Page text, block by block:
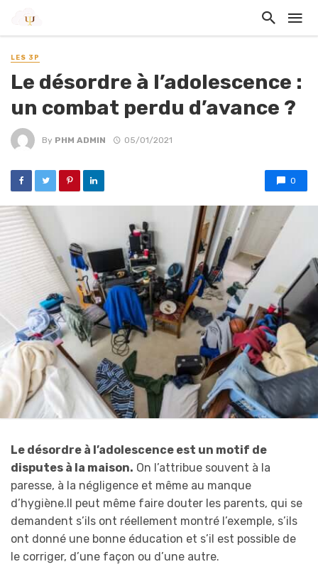
LES 3P
Le désordre à l’adolescence :
un combat perdu d’avance ?
By PHM ADMIN 05/01/2021
0
Le désordre à l’adolescence est un motif de
disputes à la maison. On l’attribue souvent à la
paresse, à la négligence et même au manque
d’hygiène.Il peut même faire douter les parents, qui se
demandent s’ils ont réellement montré l’exemple, s’ils
ont donné une bonne éducation et s’il est possible de
le corriger, d’une façon ou d’une autre.